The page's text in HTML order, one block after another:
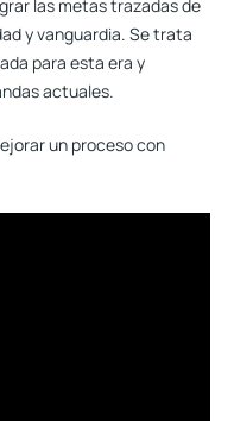
las metas trazadas de
y vanguardia. Se trata
para esta era y
actuales.
un proceso con